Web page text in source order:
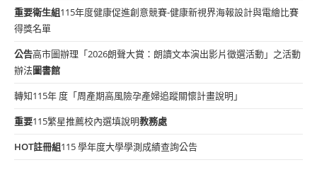
重要衛生組115年度健康促進創意競賽-健康新視界海報設計與電繪比賽
得獎名單
公告高市圖辦理「2026朗聲大賞：朗讀文本演出影片徵選活動」之活動
辦法圖書館
轉知115年 度「周產期高風險孕產婦追蹤關懷計畫說明」
重要115繁星推薦校內選填說明教務處
HOT註冊組115 學年度大學學測成績查詢公告